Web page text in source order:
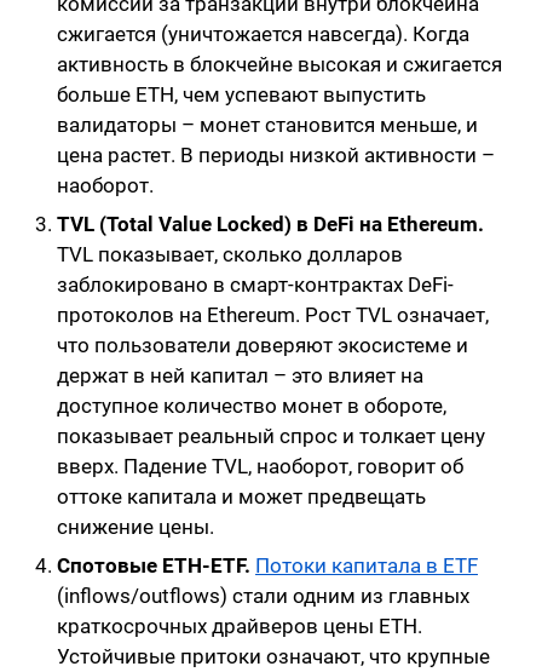
сжигается (уничтожается навсегда). Когда
активность в блокчейне высокая и сжигается
больше ETH, чем успевают выпустить
валидаторы – монет становится меньше, и
цена растет. В периоды низкой активности –
наоборот.
TVL (Total Value Locked) в DeFi на Ethereum.
TVL показывает, сколько долларов
заблокировано в смарт-контрактах DeFi-
протоколов на Ethereum. Рост TVL означает,
что пользователи доверяют экосистеме и
держат в ней капитал – это влияет на
доступное количество монет в обороте,
показывает реальный спрос и толкает цену
вверх. Падение TVL, наоборот, говорит об
оттоке капитала и может предвещать
снижение цены.
Спотовые ETH-ETF. Потоки капитала в ETF
(inflows/outflows) стали одним из главных
краткосрочных драйверов цены ETH.
Устойчивые притоки означают, что крупные